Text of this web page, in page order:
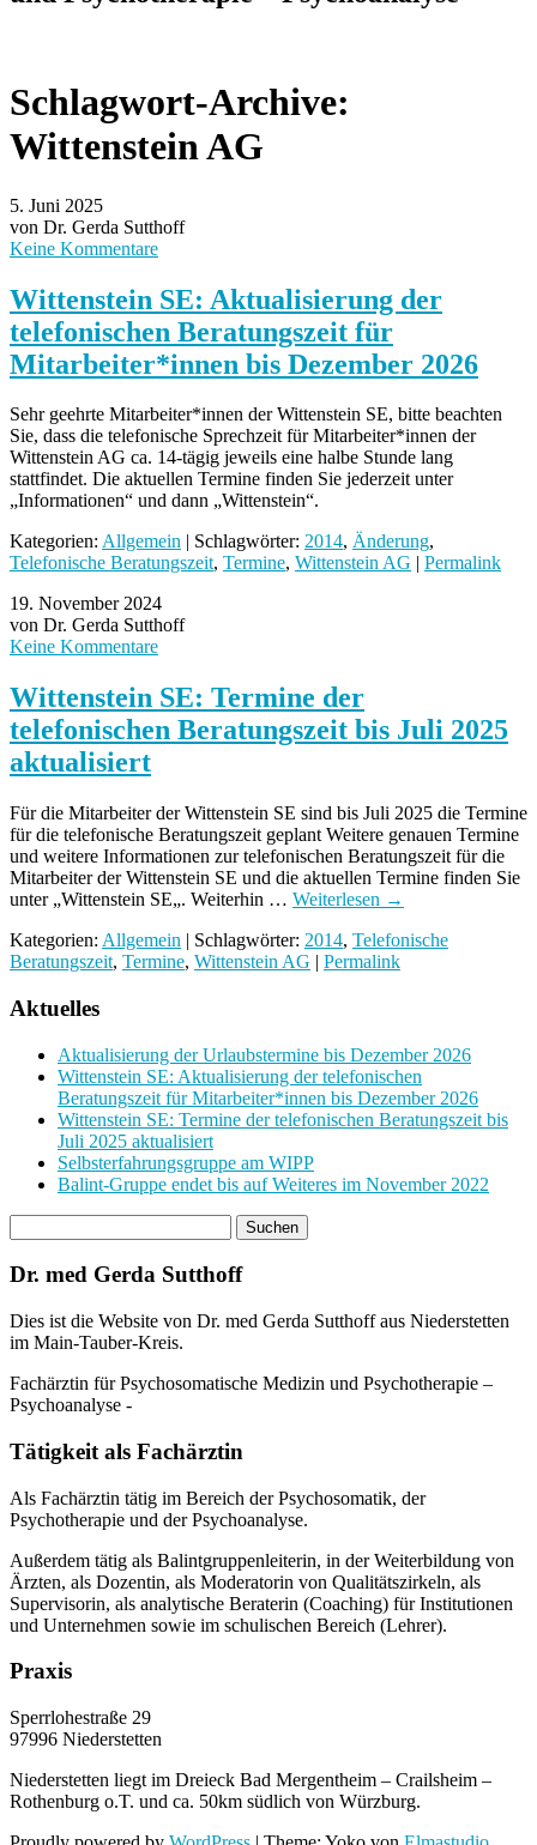
Schlagwort-Archive:
Wittenstein AG
5. Juni 2025
von Dr. Gerda Sutthoff
Keine Kommentare
Wittenstein SE: Aktualisierung der
telefonischen Beratungszeit für
Mitarbeiter*innen bis Dezember 2026
Sehr geehrte Mitarbeiter*innen der Wittenstein SE, bitte beachten
Sie, dass die telefonische Sprechzeit für Mitarbeiter*innen der
Wittenstein AG ca. 14-tägig jeweils eine halbe Stunde lang
stattfindet. Die aktuellen Termine finden Sie jederzeit unter
„Informationen“ und dann „Wittenstein“.
Kategorien: Allgemein | Schlagwörter: 2014, Änderung,
Telefonische Beratungszeit, Termine, Wittenstein AG
Permalink
19. November 2024
von Dr. Gerda Sutthoff
Keine Kommentare
Wittenstein SE: Termine der
telefonischen Beratungszeit bis Juli 2025
aktualisiert
Für die Mitarbeiter der Wittenstein SE sind bis Juli 2025 die Termine
für die telefonische Beratungszeit geplant Weitere genauen Termine
und weitere Informationen zur telefonischen Beratungszeit für die
Mitarbeiter der Wittenstein SE und die aktuellen Termine finden Sie
unter „Wittenstein SE„. Weiterhin … Weiterlesen →
Kategorien: Allgemein | Schlagwörter: 2014, Telefonische
Beratungszeit, Termine, Wittenstein AG | Permalink
Aktuelles
Aktualisierung der Urlaubstermine bis Dezember 2026
Wittenstein SE: Aktualisierung der telefonischen
Beratungszeit für Mitarbeiter*innen bis Dezember 2026
Wittenstein SE: Termine der telefonischen Beratungszeit bis
Juli 2025 aktualisiert
Selbsterfahrungsgruppe am WIPP
Balint-Gruppe endet bis auf Weiteres im November 2022
Dr. med Gerda Sutthoff
Dies ist die Website von Dr. med Gerda Sutthoff aus Niederstetten
im Main-Tauber-Kreis.
Fachärztin für Psychosomatische Medizin und Psychotherapie –
Psychoanalyse -
Tätigkeit als Fachärztin
Als Fachärztin tätig im Bereich der Psychosomatik, der
Psychotherapie und der Psychoanalyse.
Außerdem tätig als Balintgruppenleiterin, in der Weiterbildung von
Ärzten, als Dozentin, als Moderatorin von Qualitätszirkeln, als
Supervisorin, als analytische Beraterin (Coaching) für Institutionen
und Unternehmen sowie im schulischen Bereich (Lehrer).
Praxis
Sperrlohestraße 29
97996 Niederstetten
Niederstetten liegt im Dreieck Bad Mergentheim – Crailsheim –
Rothenburg o.T. und ca. 50km südlich von Würzburg.